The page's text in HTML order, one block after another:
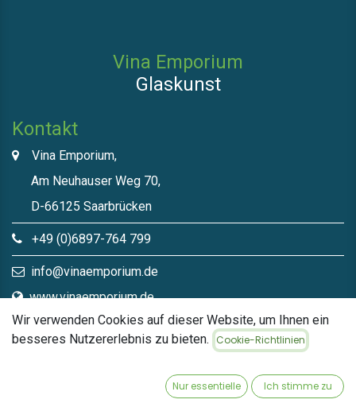
Vina Emporium
Glaskunst
Kontakt
Vina Emporium,
Am Neuhauser Weg 70,
D-66125 Saarbrücken
+49 (0)6897-764 799
info@vinaemporium.de
www.vinaemporium.de
Direktlinks​
Wir verwenden Cookies auf dieser Website, um Ihnen ein
besseres Nutzererlebnis zu bieten.
Cookie-Richtlinien
Nur essentielle Ich stimme zu